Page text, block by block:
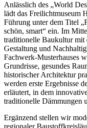
Anlässlich des „World
lädt das Freilichtmuseum
Führung unter dem Titel
schön, smart“ ein. Im
traditionelle Baukultur mit
Gestaltung und
Fachwerk-Musterhauses
Grundrisse, gesundes
historischer Architektur
werden erste Ergebnisse
erläutert, in dem
traditionelle Dämmungen
Ergänzend stellen wir